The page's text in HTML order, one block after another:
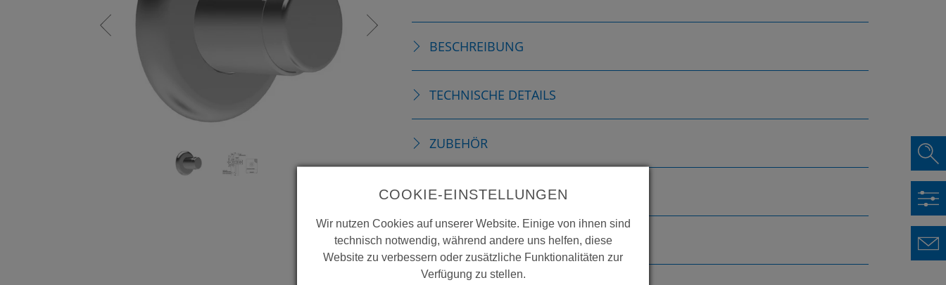
BESCHREIBUNG
TECHNISCHE DETAILS
ZUBEHÖR
ERSATZTEILE
DOWNLOADS
COOKIE-EINSTELLUNGEN
Wir nutzen Cookies auf unserer Website. Einige von ihnen sind
technisch notwendig, während andere uns helfen, diese
Website zu verbessern oder zusätzliche Funktionalitäten zur
Verfügung zu stellen.